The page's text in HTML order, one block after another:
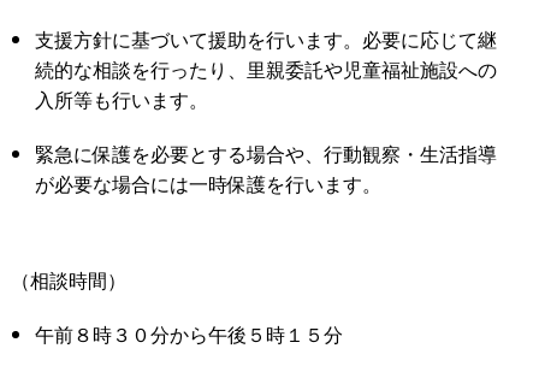
支援方針に基づいて援助を行います。必要に応じて継
続的な相談を行ったり、里親委託や児童福祉施設への
入所等も行います。
緊急に保護を必要とする場合や、行動観察・生活指導
が必要な場合には一時保護を行います。
（相談時間）
午前８時３０分から午後５時１５分